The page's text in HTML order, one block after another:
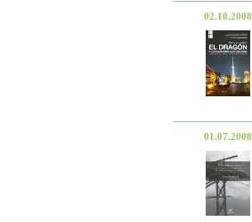
02.10.2008
01.07.2008